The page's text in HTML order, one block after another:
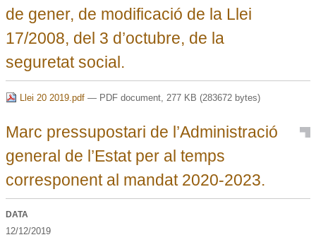
de gener, de modificació de la Llei
17/2008, del 3 d’octubre, de la
seguretat social.
Llei 20 2019.pdf— PDF document, 277 KB (283672 bytes)
Marc pressupostari de l’Administració
general de l’Estat per al temps
corresponent al mandat 2020-2023.
DATA
12/12/2019